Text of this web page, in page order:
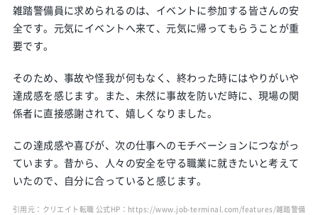
雑踏警備員に求められるのは、イベントに参加する皆さんの安
全です。元気にイベントへ来て、元気に帰ってもらうことが重
要です。
そのため、事故や怪我が何もなく、終わった時にはやりがいや
達成感を感じます。また、未然に事故を防いだ時に、現場の関
係者に直接感謝されて、嬉しくなりました。
この達成感や喜びが、次の仕事へのモチベーションにつながっ
ています。昔から、人々の安全を守る職業に就きたいと考えて
いたので、自分に合っていると感じます。
引用元：クリエイト転職 公式HP： https://www.job-terminal.com/features/雑踏警備/